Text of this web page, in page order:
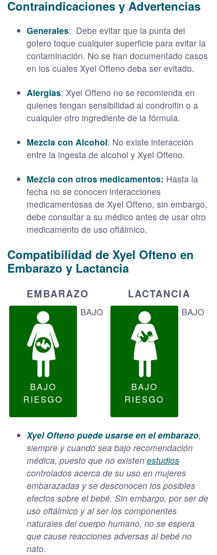
Contraindicaciones y Advertencias
Generales: Debe evitar que la punta del
gotero toque cualquier superficie para evitar la
contaminación. No se han documentado casos
en los cuales Xyel Ofteno deba ser evitado.
Alergias: Xyel Ofteno no se recomienda en
quienes tengan sensibilidad al condroitin o a
cualquier otro ingrediente de la fórmula.
Mezcla con Alcohol: No existe interacción
entre la ingesta de alcohol y Xyel Ofteno.
Mezcla con otros medicamentos: Hasta la
fecha no se conocen interacciones
medicamentosas de Xyel Ofteno, sin embargo,
debe consultar a su médico antes de usar otro
medicamento de uso oftálmico.
Compatibilidad de Xyel Ofteno en
Embarazo y Lactancia
EMBARAZO
BAJO
RIESGO
BAJO
LACTANCIA
BAJO
RIESGO
BAJO
Xyel Ofteno puede usarse en el embarazo,
siempre y cuando sea bajo recomendación
médica, puesto que no existen estudios
controlados acerca de su uso en mujeres
embarazadas y se desconocen los posibles
efectos sobre el bebé. Sin embargo, por ser de
uso oftálmico y al ser los componentes
naturales del cuerpo humano, no se espera
que cause reacciones adversas al bebé no
nato.